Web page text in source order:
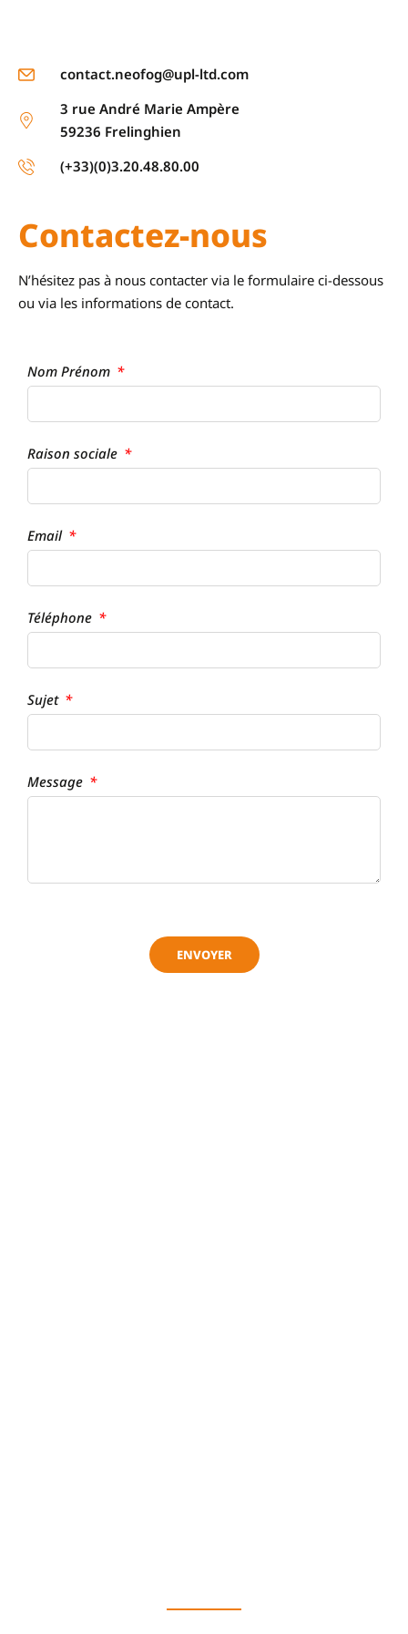
Contactez-nous
N’hésitez pas à nous contacter via le formulaire ci-dessous
ou via les informations de contact.
Nom Prénom
Raison sociale
Email
Téléphone
Sujet
Message
ENVOYER
contact.neofog@upl-ltd.com
3 rue André Marie Ampère
59236 Frelinghien
(+33)(0)3.20.48.80.00